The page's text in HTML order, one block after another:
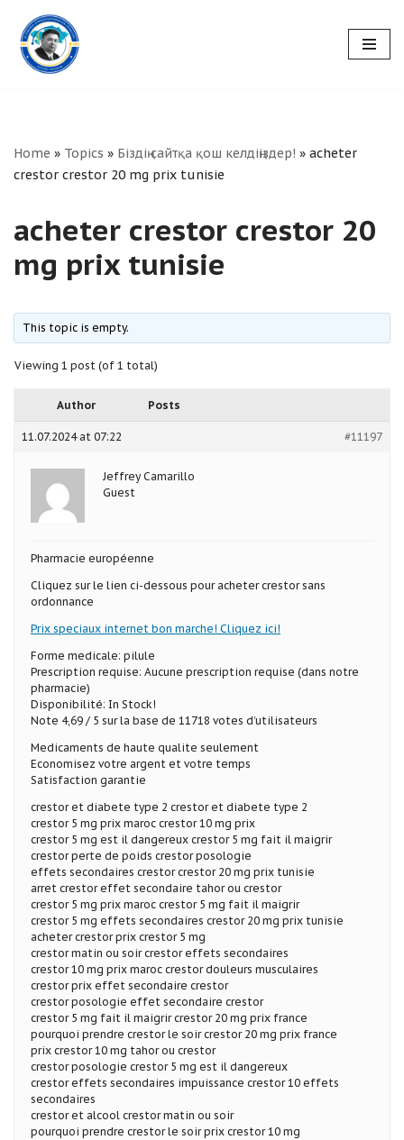
Skip
to
Home » Topics » Біздің сайтқа қош келдіңіздер! » acheter
crestor crestor 20 mg prix tunisie
acheter crestor crestor 20
mg prix tunisie
This topic is empty.
Viewing 1 post (of 1 total)
Author Posts
11.07.2024 at 07:22 #11197
Jeffrey Camarillo
Guest
Pharmacie européenne
Cliquez sur le lien ci-dessous pour acheter crestor sans
ordonnance
Prix speciaux internet bon marche! Cliquez ici!
Forme medicale: pilule
Prescription requise: Aucune prescription requise (dans notre
pharmacie)
Disponibilité: In Stock!
Note 4,69 / 5 sur la base de 11718 votes d’utilisateurs
Medicaments de haute qualite seulement
Economisez votre argent et votre temps
Satisfaction garantie
crestor et diabete type 2 crestor et diabete type 2
crestor 5 mg prix maroc crestor 10 mg prix
crestor 5 mg est il dangereux crestor 5 mg fait il maigrir
crestor perte de poids crestor posologie
effets secondaires crestor crestor 20 mg prix tunisie
arret crestor effet secondaire tahor ou crestor
crestor 5 mg prix maroc crestor 5 mg fait il maigrir
crestor 5 mg effets secondaires crestor 20 mg prix tunisie
acheter crestor prix crestor 5 mg
crestor matin ou soir crestor effets secondaires
crestor 10 mg prix maroc crestor douleurs musculaires
crestor prix effet secondaire crestor
crestor posologie effet secondaire crestor
crestor 5 mg fait il maigrir crestor 20 mg prix france
pourquoi prendre crestor le soir crestor 20 mg prix france
prix crestor 10 mg tahor ou crestor
crestor posologie crestor 5 mg est il dangereux
crestor effets secondaires impuissance crestor 10 effets
secondaires
crestor et alcool crestor matin ou soir
pourquoi prendre crestor le soir prix crestor 10 mg